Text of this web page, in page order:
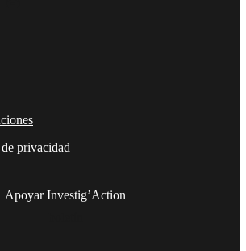
privacidad
Apoyar Investig’Action